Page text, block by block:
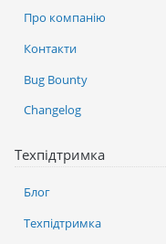
Про компанію
Контакти
Bug Bounty
Changelog
Техпідтримка
Блог
Техпідтримка